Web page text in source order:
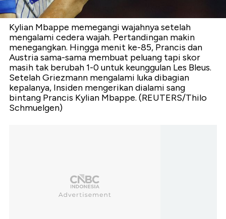
Kylian Mbappe memegangi wajahnya setelah
mengalami cedera wajah. Pertandingan makin
menegangkan. Hingga menit ke-85, Prancis dan
Austria sama-sama membuat peluang tapi skor
masih tak berubah 1-0 untuk keunggulan Les Bleus.
Setelah Griezmann mengalami luka dibagian
kepalanya, Insiden mengerikan dialami sang
bintang Prancis Kylian Mbappe. (REUTERS/Thilo
Schmuelgen)